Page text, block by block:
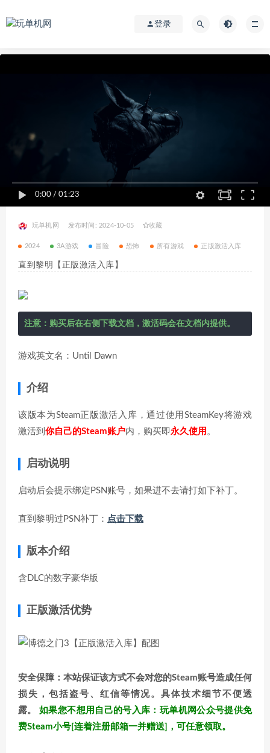
登录
0:00 / 01:23
玩单机网 发布时间: 2024-10-05 收藏
2024 3A游戏 冒险 恐怖 所有游戏 正版激活入库
直到黎明【正版激活入库】
注意：购买后在右侧下载文档，激活码会在文档内提供。
游戏英文名：Until Dawn
介绍
该版本为Steam正版激活入库，通过使用SteamKey将游戏
激活到 你自己的Steam账户内，购买即永久使用 。
启动说明
启动后会提示绑定PSN账号，如果进不去请打如下补丁。
直到黎明过PSN补丁： 点击下载
版本介绍
含DLC的数字豪华版
正版激活优势
安全保障：本站保证该方式不会对您的Steam账号造成任何
损失，包括盗号、红信等情况。具体技术细节不便透
露。
如果您不想用自己的号入库：玩单机网公众号提供免
费Steam小号[连着注册邮箱一并赠送]，可任意领取。